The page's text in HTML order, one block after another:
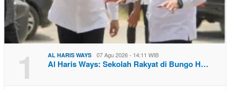
1 AL HARIS WAYS 07 Agu 2026 - 14:11 WIB
Al Haris Ways: Sekolah Rakyat di Bungo H…